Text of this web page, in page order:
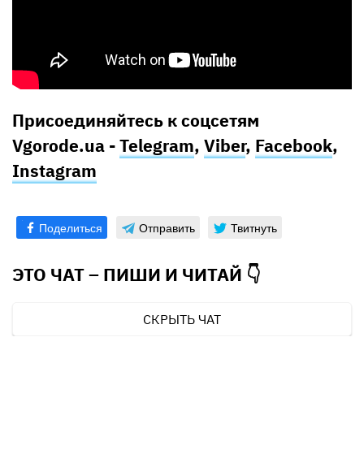
Присоединяйтесь к соцсетям
Vgorode.ua -Telegram, Viber, Facebook,
Instagram
Поделиться Отправить Твитнуть
ЭТО ЧАТ – ПИШИ И ЧИТАЙ 👇
СКРЫТЬ ЧАТ